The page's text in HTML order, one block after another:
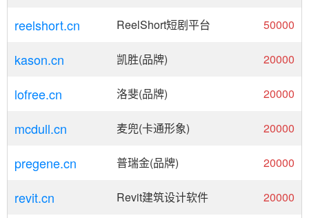
reelshort.cn ReelShort短剧平台 50000
kason.cn 凯胜(品牌) 20000
lofree.cn 洛斐(品牌) 20000
mcdull.cn 麦兜(卡通形象) 20000
pregene.cn 普瑞金(品牌) 20000
revit.cn Revit建筑设计软件 20000